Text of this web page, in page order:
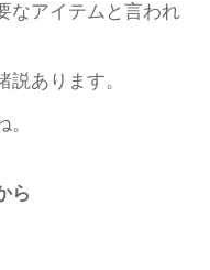
なアイテムと言われ
説あります。
。
ら